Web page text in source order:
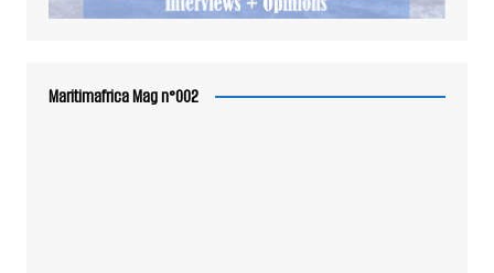
Maritimafrica Mag n°002